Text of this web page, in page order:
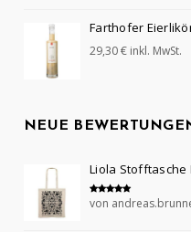
Farthofer
29,30€ inkl. MwSt.
NEUE
Liola Stofftasche
Bewertet mit
von